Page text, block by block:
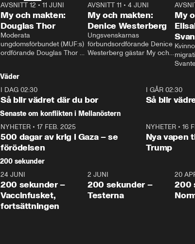
26:27
AVSNITT 12 • 11 JUNI
My och makten:
Douglas Thor
Moderata
ungdomsförbundet (MUF:s)
ordförande Douglas Thor
tonårsutvisningarna och hur
Moderaterna ska locka
väljare till valet i höst.
23:40
AVSNITT 11 •4 JUNI
My och makten:
Denice Westerberg
Ungsvenskarnas
förbundsordförande Denice
Westerberg gästar My och
My
Väder
I DAG 02:30
Så blir vädret där du bor
I GÅR 02:30
Så blir
Senaste om konflikten i Mellanöstern
NYHETER • 17 FEB. 2025
500 dagar av krig i Gaza – se
förödelsen
NYHETER• 16
Nya vapen
Trump
200 sekunder
5:00
24 JUNI
200 sekunder –
Vaccinfusket,
fortsättningen
4:23
2 JUNI
200 sekunder –
Testerna
20
200